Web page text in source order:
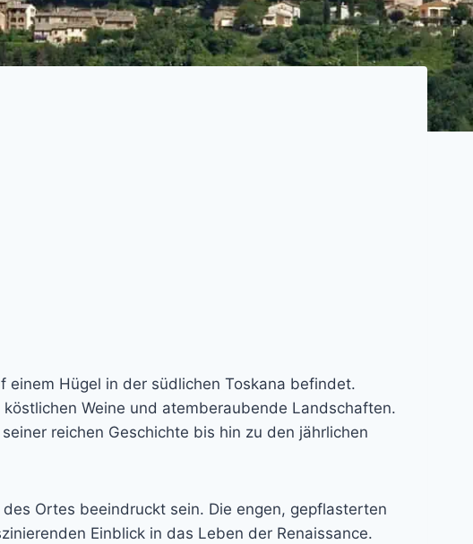
Hügel in der südlichen Toskana befindet.
Weine und atemberaubende Landschaften.
reichen Geschichte bis hin zu den jährlichen
Ortes beeindruckt sein. Die engen, gepflasterten
Einblick in das Leben der Renaissance.